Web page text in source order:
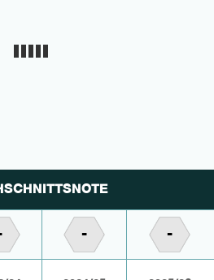
- -